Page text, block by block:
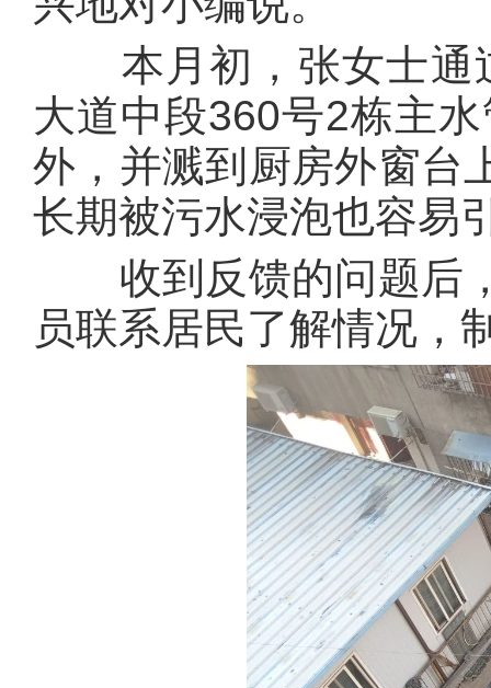
本月初，张女士通过
大道中段360号2栋主
外，并溅到厨房外窗台
长期被污水浸泡也容易
收到反馈的问题后，
员联系居民了解情况，